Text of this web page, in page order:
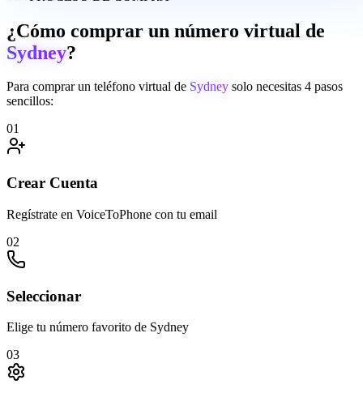
¿Cómo comprar un número virtual de
Sydney?
Para comprar un teléfono virtual de Sydney solo necesitas 4 pasos
sencillos:
01
Crear Cuenta
Regístrate en VoiceToPhone con tu email
02
Seleccionar
Elige tu número favorito de Sydney
03